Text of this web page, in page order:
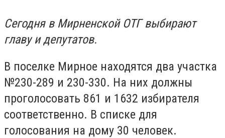
Сегодня в Мирненской ОТГ выбирают
главу и депутатов.
В поселке Мирное находятся два участка
№230-289 и 230-330. На них должны
проголосовать 861 и 1632 избирателя
соответственно. В списке для
голосования на дому 30 человек.